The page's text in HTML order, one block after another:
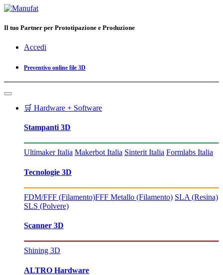
Il tuo Partner per Prototipazione e Produzione
Accedi
Preventivo online file 3D
🛒 Hardware + Software
Stampanti 3D
Ultimaker Italia Makerbot Italia Sinterit Italia Formlabs Italia
Tecnologie 3D
FDM/FFF (Filamento)FFF Metallo (Filamento) SLA (Resina)
SLS (Polvere)
Scanner 3D
Shining 3D
ALTRO Hardware